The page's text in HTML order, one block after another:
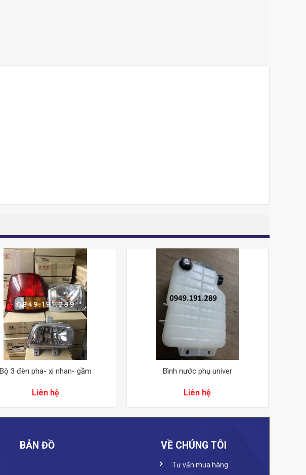
Bộ 3 đèn pha- xi nhan- gầm
Liên hệ
Bình nước phụ univer
Liên hệ
BẢN ĐỒ VỀ CHÚNG TÔI
Tư vấn mua hàng